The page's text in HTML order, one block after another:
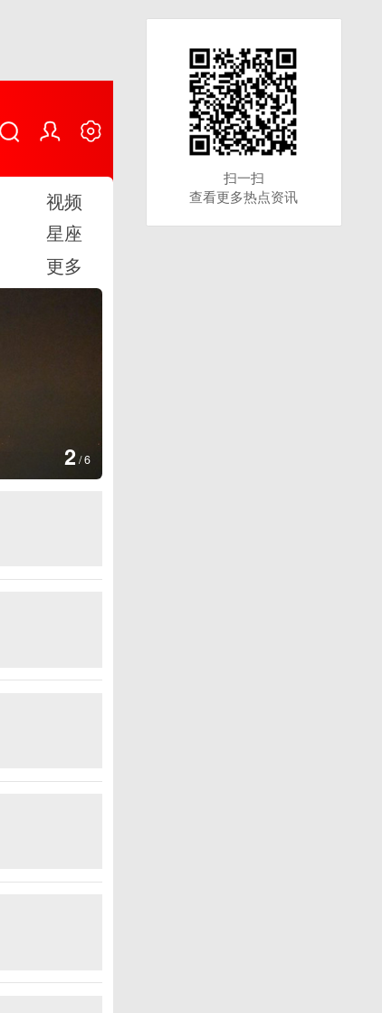
视频
星座
更多
2 /6
扫一扫
查看更多热点资讯
扫一扫
查看更多热点资讯